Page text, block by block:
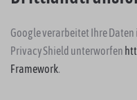
Google verarbeitet Ihre Daten
Privacy Shield unterworfen
Framework.